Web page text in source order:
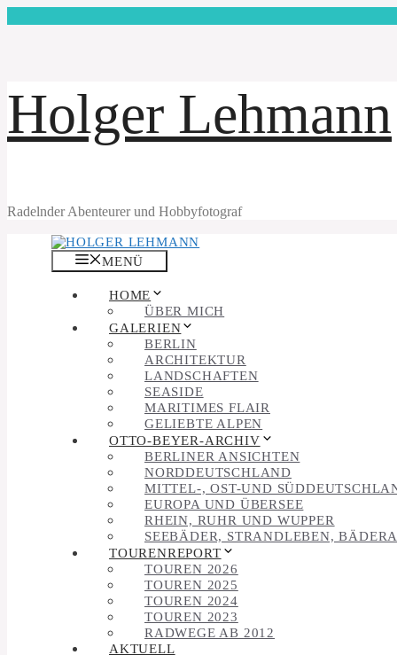
Inhalt
Holger Lehmann
Radelnder Abenteurer und Hobbyfotograf
MENÜ
HOME
ÜBER MICH
GALERIEN
BERLIN
ARCHITEKTUR
LANDSCHAFTEN
SEASIDE
MARITIMES FLAIR
GELIEBTE ALPEN
OTTO-BEYER-ARCHIV
BERLINER ANSICHTEN
NORDDEUTSCHLAND
MITTEL-, OST-UND
EUROPA UND ÜBERSEE
RHEIN, RUHR UND WUPPER
SEEBÄDER, STRANDLEBEN,
TOURENREPORT
TOUREN 2026
TOUREN 2025
TOUREN 2024
TOUREN 2023
RADWEGE AB 2012
AKTUELL